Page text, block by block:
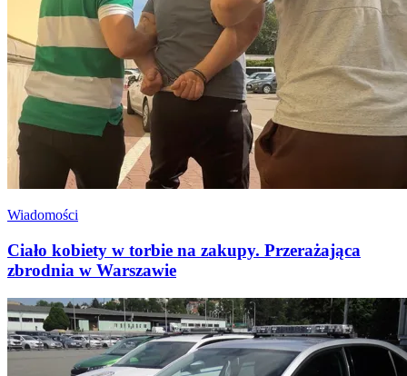
Wiadomości
Ciało kobiety w torbie na zakupy. Przerażająca
zbrodnia w Warszawie